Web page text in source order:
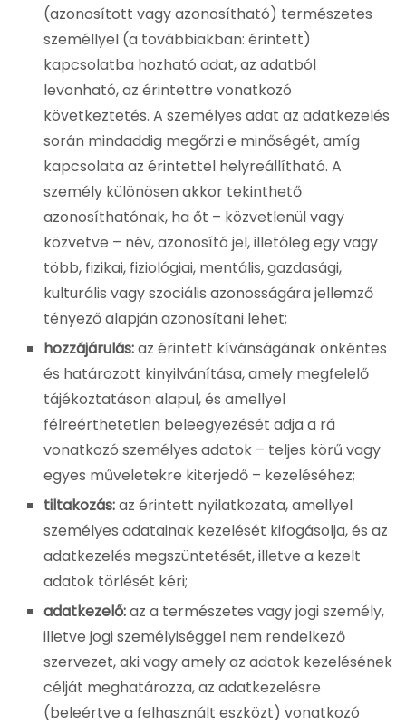
(azonosított vagy azonosítható) természetes
személlyel (a továbbiakban: érintett)
kapcsolatba hozható adat, az adatból
levonható, az érintettre vonatkozó
következtetés. A személyes adat az adatkezelés
során mindaddig megőrzi e minőségét, amíg
kapcsolata az érintettel helyreállítható. A
személy különösen akkor tekinthető
azonosíthatónak, ha őt – közvetlenül vagy
közvetve – név, azonosító jel, illetőleg egy vagy
több, fizikai, fiziológiai, mentális, gazdasági,
kulturális vagy szociális azonosságára jellemző
tényező alapján azonosítani lehet;
hozzájárulás:az érintett kívánságának önkéntes
és határozott kinyilvánítása, amely megfelelő
tájékoztatáson alapul, és amellyel
félreérthetetlen beleegyezését adja a rá
vonatkozó személyes adatok – teljes körű vagy
egyes műveletekre kiterjedő – kezeléséhez;
tiltakozás:az érintett nyilatkozata, amellyel
személyes adatainak kezelését kifogásolja, és az
adatkezelés megszüntetését, illetve a kezelt
adatok törlését kéri;
adatkezelő:az a természetes vagy jogi személy,
illetve jogi személyiséggel nem rendelkező
szervezet, aki vagy amely az adatok kezelésének
célját meghatározza, az adatkezelésre
(beleértve a felhasznált eszközt) vonatkozó